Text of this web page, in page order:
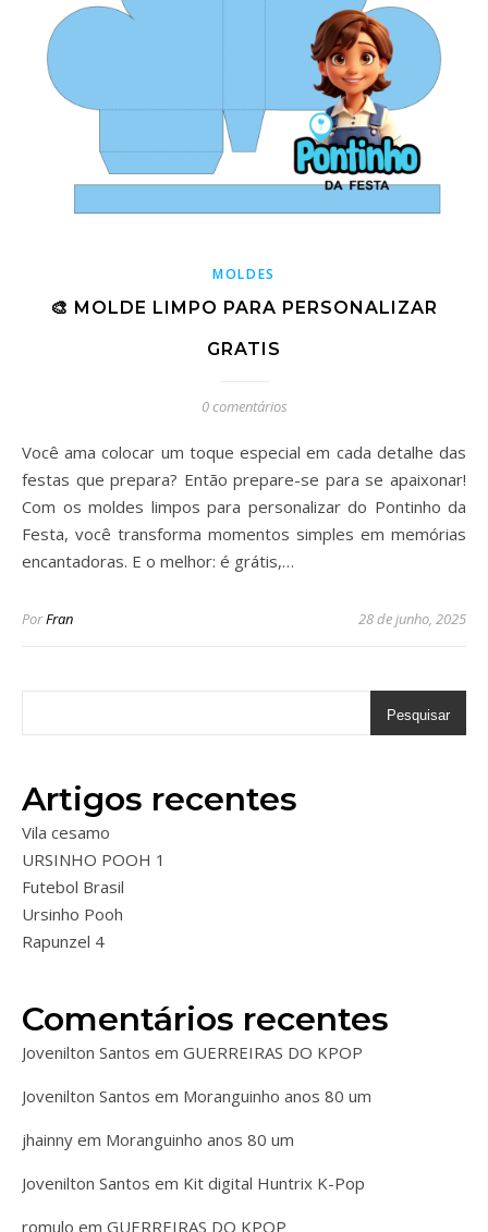
MOLDES
🎨 MOLDE LIMPO PARA PERSONALIZAR
GRATIS
0 comentários
Você ama colocar um toque especial em cada detalhe das
festas que prepara? Então prepare-se para se apaixonar!
Com os moldes limpos para personalizar do Pontinho da
Festa, você transforma momentos simples em memórias
encantadoras. E o melhor: é grátis,…
PorFran 28 de junho, 2025
Pesquisar
Artigos recentes
Vila cesamo
URSINHO POOH 1
Futebol Brasil
Ursinho Pooh
Rapunzel 4
Comentários recentes
Jovenilton Santos em GUERREIRAS DO KPOP
Jovenilton Santos em Moranguinho anos 80 um
jhainny em Moranguinho anos 80 um
Jovenilton Santos em Kit digital Huntrix K-Pop
romulo em GUERREIRAS DO KPOP